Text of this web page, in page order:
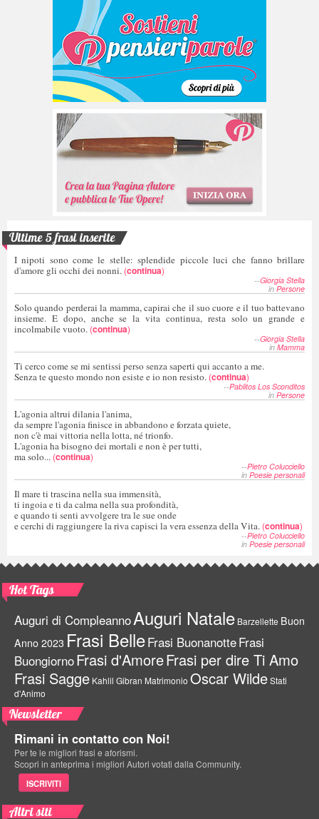
Ultime 5 frasi inserite
I nipoti sono come le stelle: splendide piccole luci che fanno brillare
d'amore gli occhi dei nonni. (continua)
--Giorgia Stella
in Persone
Solo quando perderai la mamma, capirai che il suo cuore e il tuo battevano
insieme. E dopo, anche se la vita continua, resta solo un grande e
incolmabile vuoto. (continua)
--Giorgia Stella
in Mamma
Ti cerco come se mi sentissi perso senza saperti qui accanto a me.
Senza te questo mondo non esiste e io non resisto. (continua)
--Pablitos Los Sconditos
in Persone
L'agonia altrui dilania l'anima,
da sempre l'agonia finisce in abbandono e forzata quiete,
non c'è mai vittoria nella lotta, né trionfo.
L'agonia ha bisogno dei mortali e non è per tutti,
ma solo... (continua)
--Pietro Colucciello
in Poesie personali
Il mare ti trascina nella sua immensità,
ti ingoia e ti da calma nella sua profondità,
e quando ti senti avvolgere tra le sue onde
e cerchi di raggiungere la riva capisci la vera essenza della Vita. (continua)
--Pietro Colucciello
in Poesie personali
Hot Tags
Auguri di CompleannoAuguri Natale Barzellette Buon
Anno 2023 Frasi BelleFrasi BuonanotteFrasi
BuongiornoFrasi d'AmoreFrasi per dire Ti Amo
Frasi Sagge Kahlil Gibran Matrimonio Oscar WildeStati
d'Animo
Newsletter
Rimani in contatto con Noi!
Per te le migliori frasi e aforismi.
Scopri in anteprima i migliori Autori votati dalla Community.
ISCRIVITI
Altri siti